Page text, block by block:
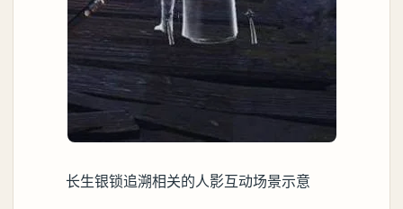
长生银锁追溯相关的人影互动场景示意